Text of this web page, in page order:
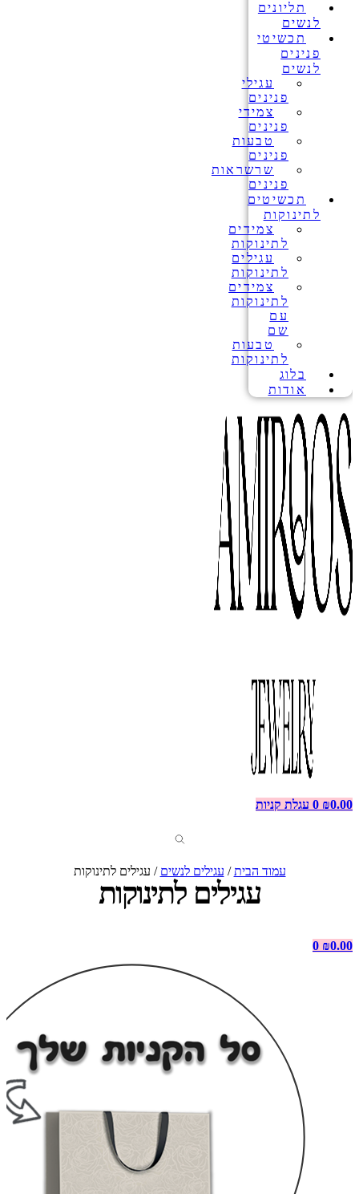
תליונים
לנשים
תכשיטי
פנינים
לנשים
עגילי
פנינים
צמידי
פנינים
טבעות
פנינים
שרשראות
פנינים
תכשיטים
לתינוקות
צמידים
לתינוקות
עגילים
לתינוקות
צמידים
לתינוקות
עם
שם
טבעות
לתינוקות
בלוג
אודות
₪0.00
0 עגלת קניות
עמוד הבית/ עגילים לנשים / עגילים לתינוקות
עגילים לתינוקות
₪0.00
0